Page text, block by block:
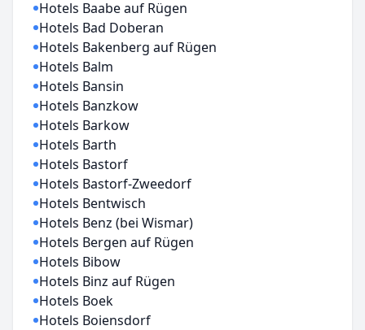
Hotels Baabe auf Rügen
Hotels Bad Doberan
Hotels Bakenberg auf Rügen
Hotels Balm
Hotels Bansin
Hotels Banzkow
Hotels Barkow
Hotels Barth
Hotels Bastorf
Hotels Bastorf-Zweedorf
Hotels Bentwisch
Hotels Benz (bei Wismar)
Hotels Bergen auf Rügen
Hotels Bibow
Hotels Binz auf Rügen
Hotels Boek
Hotels Boiensdorf